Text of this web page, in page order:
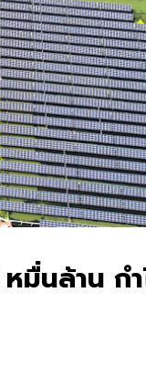
มื่นล้าน ก